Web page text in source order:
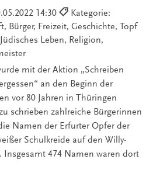
14:30
Kategorie:
Bürger, Freizeit, Geschichte, Topf
Leben, Religion,
mit der Aktion „Schreiben
an den Beginn der
vor 80 Jahren in Thüringen
schrieben zahlreiche Bürgerinnen
Namen der Erfurter Opfer der
Schulkreide auf den Willy-
Insgesamt 474 Namen waren dort